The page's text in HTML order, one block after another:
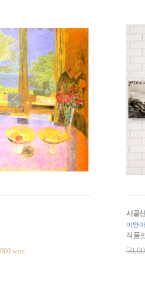
won
시골
이안
작품